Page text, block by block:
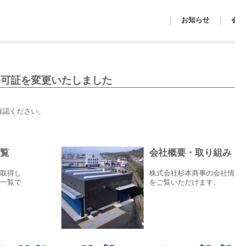
お知らせ
証を変更いたしました
ください。
得し
覧で
会社概要・取り組み
株式会社杉本商事の会社
をご覧いただけます。